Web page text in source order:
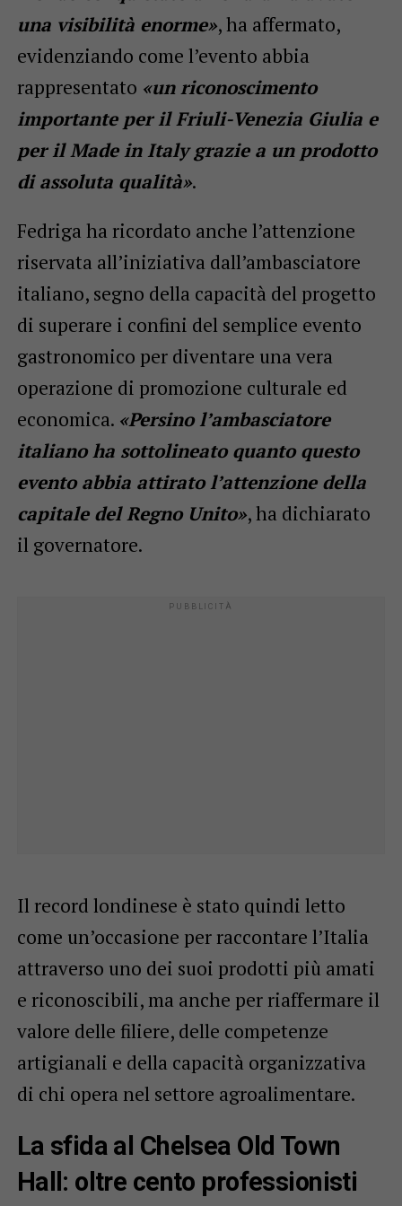
una visibilità enorme», ha affermato,
evidenziando come l’evento abbia
rappresentato «un riconoscimento
importante per il Friuli-Venezia Giulia e
per il Made in Italy grazie a un prodotto
di assoluta qualità».
Fedriga ha ricordato anche l’attenzione
riservata all’iniziativa dall’ambasciatore
italiano, segno della capacità del progetto
di superare i confini del semplice evento
gastronomico per diventare una vera
operazione di promozione culturale ed
economica. «Persino l’ambasciatore
italiano ha sottolineato quanto questo
evento abbia attirato l’attenzione della
capitale del Regno Unito», ha dichiarato
il governatore.
Il record londinese è stato quindi letto
come un’occasione per raccontare l’Italia
attraverso uno dei suoi prodotti più amati
e riconoscibili, ma anche per riaffermare il
valore delle filiere, delle competenze
artigianali e della capacità organizzativa
di chi opera nel settore agroalimentare.
La sfida al Chelsea Old Town
Hall: oltre cento professionisti